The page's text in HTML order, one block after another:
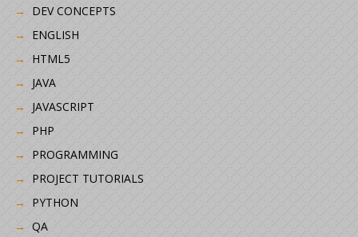
DEV CONCEPTS
ENGLISH
HTML5
JAVA
JAVASCRIPT
PHP
PROGRAMMING
PROJECT TUTORIALS
PYTHON
QA